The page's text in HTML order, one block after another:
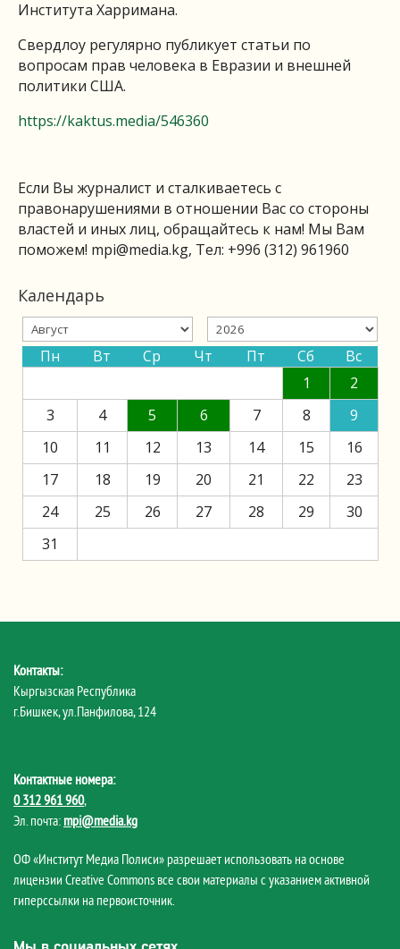
Института Харримана.
Свердлоу регулярно публикует статьи по
вопросам прав человека в Евразии и внешней
политики США.
https://kaktus.media/546360
Если Вы журналист и сталкиваетесь с
правонарушениями в отношении Вас со стороны
властей и иных лиц, обращайтесь к нам! Мы Вам
поможем! mpi@media.kg, Тел: +996 (312) 961960
Календарь
Пн Вт Ср Чт Пт Сб
Вс
1
2
3
4 5 6 7 8
9
10
11 12 13 14 15
16
17
18 19 20 21 22
23
24
25 26 27 28 29
30
31
Контакты:
Кыргызская Республика
г.Бишкек, ул.Панфилова, 124
Контактные номера:
0 312 961 960,
Эл. почта: mpi@media.kg
ОФ «Институт Медиа Полиси» разрешает использовать на основе
лицензии Creative Commons все свои материалы с указанием активной
гиперссылки на первоисточник.